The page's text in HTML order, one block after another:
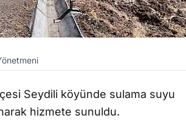
ilçesi Seydili köyünde sulama suyu
hizmete sunuldu.